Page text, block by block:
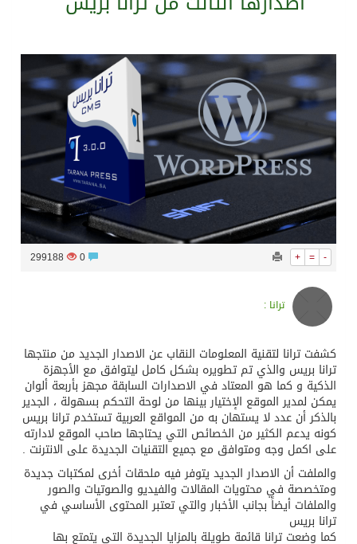
وزارة الحج والعمرة تعلن بدء وصول ضيوف الرحمن إلى المملكة لأداء فريضة الحج
المحكمة العليا غدٍ الخميس هو المكمل لشهر رمضان
+ = -
299188
ترانا :
كشفت ترانا لتقنية المعلومات النقاب عن الاصدار الجديد من منتجها
ترانا بريس والذي تم تطويره بشكل كامل ليتوافق مع الأجهزة
الذكية و كما هو المعتاد في الاصدارات السابقة مجهز بأربعة ألوان
يمكن لمدير الموقع الإختيار بينها من لوحة التحكم بسهولة ، الجدير
بالذكر أن عدد لا يستهان به من المواقع العربية تستخدم ترانا بريس
كونه يدعم الكثير من الخصائص التي يحتاجها صاحب الموقع لادارته
على اكمل وجه ومتوافق مع جميع التقنيات الجديدة على الانترنت .
والملفت أن الاصدار الجديد يتوفر فيه ملحقات أخرى لمكتبات جديدة
ومتخصصة في محتويات المقالات والفيديو والصوتيات والصور
والملفات أيضاً بجانب الأخبار والتي تعتبر المحتوى الأساسي في
ترانا بريس
كما وضعت ترانا قائمة طويلة بالمزايا الجديدة التي يتمتع بها